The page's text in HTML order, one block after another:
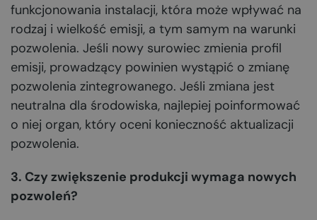
funkcjonowania instalacji, która może wpływać na
rodzaj i wielkość emisji, a tym samym na warunki
pozwolenia. Jeśli nowy surowiec zmienia profil
emisji, prowadzący powinien wystąpić o zmianę
pozwolenia zintegrowanego. Jeśli zmiana jest
neutralna dla środowiska, najlepiej poinformować
o niej organ, który oceni konieczność aktualizacji
pozwolenia.
3. Czy zwiększenie produkcji wymaga nowych
pozwoleń?